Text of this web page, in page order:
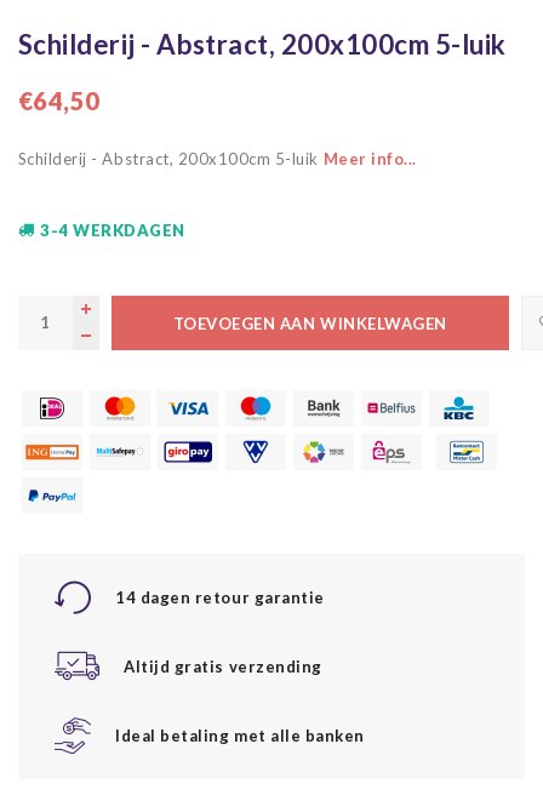
Schilderij - Abstract, 200x100cm 5-luik
€64,50
Schilderij - Abstract, 200x100cm 5-luik Meer info...
3-4 WERKDAGEN
TOEVOEGEN AAN WINKELWAGEN
14 dagen retour garantie
Altijd gratis verzending
Ideal betaling met alle banken